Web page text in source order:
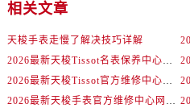
相关文章
天梭手表走慢了解决技巧详解
2026最新天梭Tissot名表保养中心地址调研报告
2026最新天梭Tissot官方维修中心网点地址调研报告
2026最新天梭手表官方维修中心网点地址考察报告